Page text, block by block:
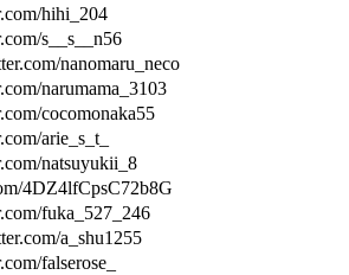
hihi_204
s__s__n56
nanomaru_neco
narumama_3103
cocomonaka55
arie_s_t_
natsuyukii_8
4DZ4lfCpsC72b8G
fuka_527_246
a_shu1255
falserose_